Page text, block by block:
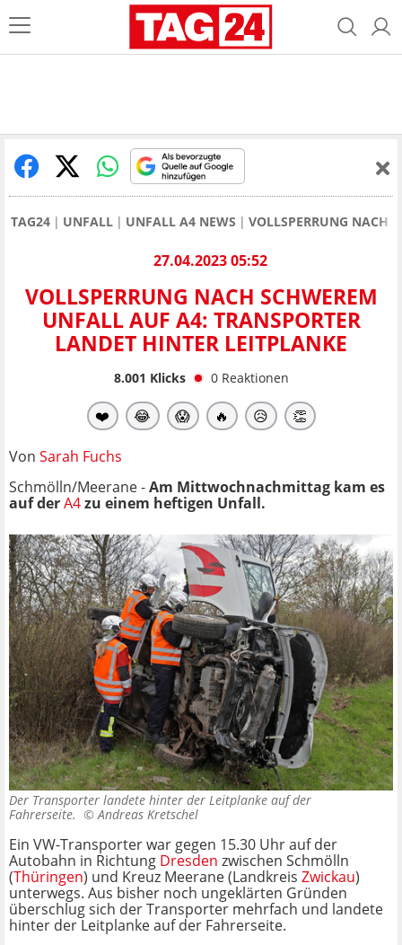
TAG24 UNFALL UNFALL A4 NEWS VOLLSPERRUNG NACH
27.04.2023 05:52
VOLLSPERRUNG NACH SCHWEREM
UNFALL AUF A4: TRANSPORTER
LANDET HINTER LEITPLANKE
8.001 Klicks 0 Reaktionen
❤️ 😂 😱 🔥 😥 👏
Von Sarah Fuchs
Schmölln/Meerane -Am Mittwochnachmittag kam es
auf derA4zu einem heftigen Unfall.
Der Transporter landete hinter der Leitplanke auf der
Fahrerseite. ©Andreas Kretschel
Ein VW-Transporter war gegen 15.30 Uhr auf der
Autobahn in Richtung Dresden zwischen Schmölln
(Thüringen) und Kreuz Meerane (Landkreis Zwickau)
unterwegs. Aus bisher noch ungeklärten Gründen
überschlug sich der Transporter mehrfach und landete
hinter der Leitplanke auf der Fahrerseite.